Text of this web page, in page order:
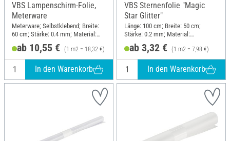
VBS Lampenschirm-Folie,
Meterware
Meterware; Selbstklebend; Breite:
60 cm; Stärke: 0.4 mm; Material:
Kunststoff
ab 10,55 € (1 m2 = 18,32 €)
In den Warenkorb
VBS Sternenfolie "Magic
Star Glitter"
Länge: 100 cm; Breite: 50 cm;
Stärke: 0.2 mm; Material:
Kunststoff
ab 3,32 € (1 m2 = 7,98 €)
In den Warenkorb